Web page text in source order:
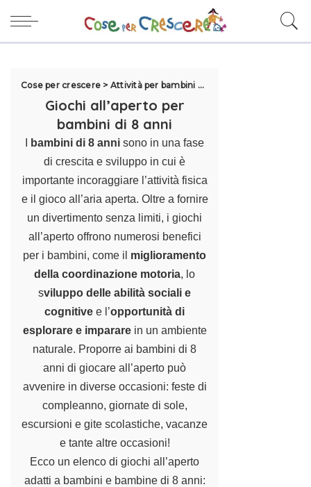
Cose per crescere > Attività per bambini
Giochi all’aperto per
bambini di 8 anni
bambini di 8 anni sono in una fase
di crescita e sviluppo in cui è
importante incoraggiare l’attività fisica
e il gioco all’aria aperta. Oltre a fornire
un divertimento senza limiti, i giochi
all’aperto offrono numerosi benefici
per i bambini, come il miglioramento
della coordinazione motoria, lo
sviluppo delle abilità sociali e
cognitive e l’opportunità di
esplorare e impararein un ambiente
naturale. Proporre ai bambini di 8
anni di giocare all’aperto può
avvenire in diverse occasioni: feste di
compleanno, giornate di sole,
escursioni e gite scolastiche, vacanze
e tante altre occasioni!
Ecco un elenco di giochi all’aperto
adatti a bambini e bambine di 8 anni: